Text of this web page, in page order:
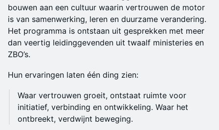
bouwen aan een cultuur waarin vertrouwen de motor
is van samenwerking, leren en duurzame verandering.
Het programma is ontstaan uit gesprekken met meer
dan veertig leidinggevenden uit twaalf ministeries en
ZBO’s.
Hun ervaringen laten één ding zien:
Waar vertrouwen groeit, ontstaat ruimte voor
initiatief, verbinding en ontwikkeling. Waar het
ontbreekt, verdwijnt beweging.